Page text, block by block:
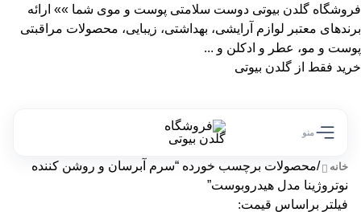
فروشگاه گلدن بیوتی دوست سلامتی پوست و موی شما »» ارائه
برندهای معتبر لوازم آرایشی، بهداشتی، زیبایی، محصولات مراقبتی
پوست و مو، عطر و ادکلن و ...
خرید فقط از گلدن بیوتی
منو
خانه /محصولات برچسب خورده “سرم آبرسان و روشن کننده
نوتروژینا مدل هیدروبوست”
فیلتر براساس قیمت: